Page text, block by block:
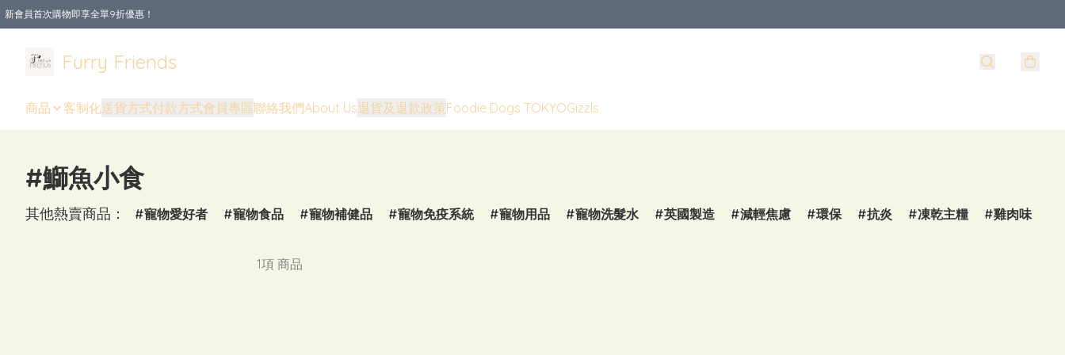
新會員首次購物即享全單9折優惠！
Furry Friends
商品 客制化送貨方式付款方式會員專區聯絡我們About Us退貨及退款政策Foodie Dogs TOKYOGizzls
#鰤魚小食
其他熱賣商品： 寵物愛好者 寵物食品 寵物補健品 寵物免疫系統 寵物用品 寵物洗髮水 英國製造 減輕焦慮 環保 抗炎 凍乾主糧 雞肉味
1項 商品